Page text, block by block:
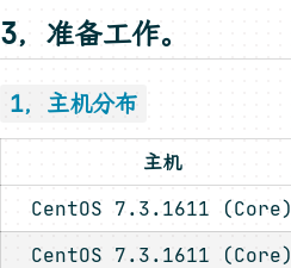
3，准备工作。
1，主机分布
主机
CentOS 7.3.1611 (Core)
CentOS 7.3.1611 (Core)